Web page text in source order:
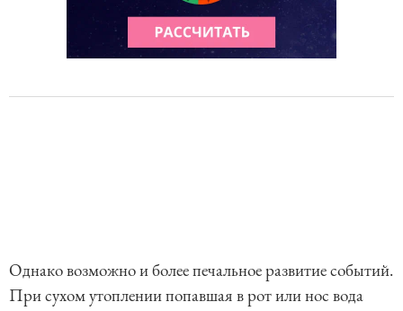
Однако возможно и более печальное развитие событий.
При сухом утоплении попавшая в рот или нос вода